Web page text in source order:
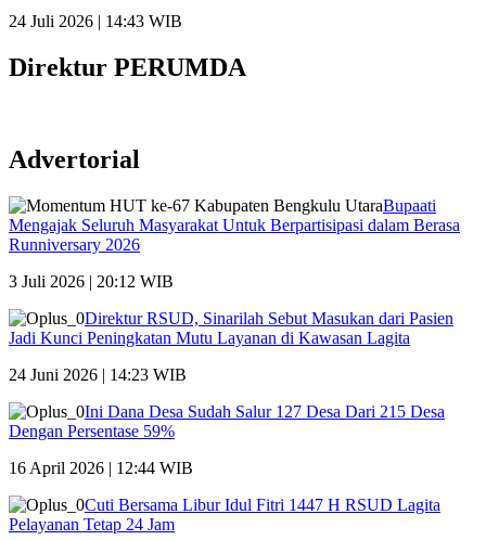
24 Juli 2026 | 14:43 WIB
Direktur PERUMDA
Advertorial
Bupaati
Mengajak Seluruh Masyarakat Untuk Berpartisipasi dalam Berasa
Runniversary 2026
3 Juli 2026 | 20:12 WIB
Direktur RSUD, Sinarilah Sebut Masukan dari Pasien
Jadi Kunci Peningkatan Mutu Layanan di Kawasan Lagita
24 Juni 2026 | 14:23 WIB
Ini Dana Desa Sudah Salur 127 Desa Dari 215 Desa
Dengan Persentase 59%
16 April 2026 | 12:44 WIB
Cuti Bersama Libur Idul Fitri 1447 H RSUD Lagita
Pelayanan Tetap 24 Jam